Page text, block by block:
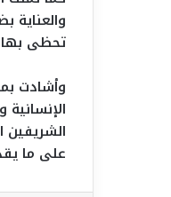
والعناية
تحظى بها
وأشادت
الشريفين
على ما